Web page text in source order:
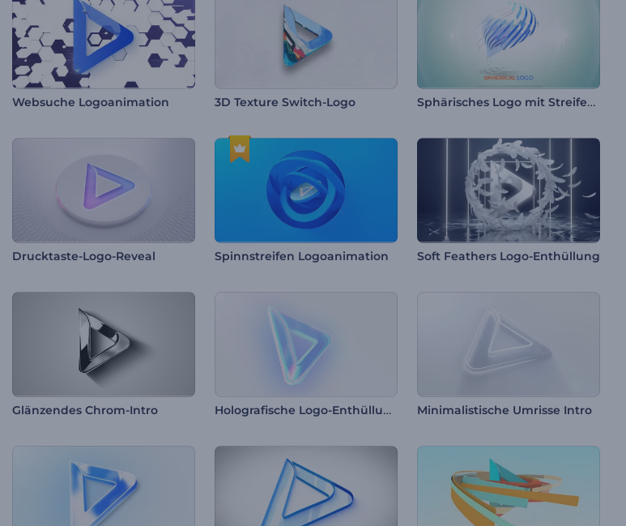
Websuche Logoanimation 3D Texture Switch-Logo Sphärisches Logo mit Streifenmuster
Drucktaste-Logo-Reveal Spinnstreifen Logoanimation Soft Feathers Logo-Enthüllung
Glänzendes Chrom-Intro Holografische Logo-Enthüllung Minimalistische Umrisse Intro